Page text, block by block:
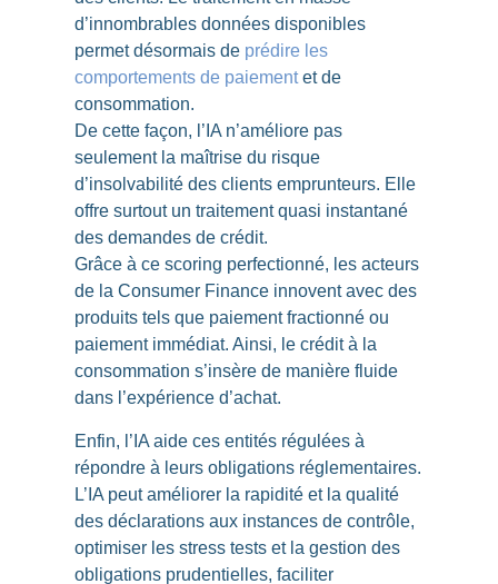
d’innombrables données disponibles
permet désormais de prédire les
comportements de paiementet de
consommation.
De cette façon, l’IA n’améliore pas
seulement la maîtrise du risque
d’insolvabilité des clients emprunteurs. Elle
offre surtout un traitement quasi instantané
des demandes de crédit.
Grâce à ce scoring perfectionné, les acteurs
de la Consumer Finance innovent avec des
produits tels que paiement fractionné ou
paiement immédiat. Ainsi, le crédit à la
consommation s’insère de manière fluide
dans l’expérience d’achat.
Enfin, l’IA aide ces entités régulées à
répondre à leurs obligations réglementaires.
L’IA peut améliorer la rapidité et la qualité
des déclarations aux instances de contrôle,
optimiser les stress tests et la gestion des
obligations prudentielles, faciliter